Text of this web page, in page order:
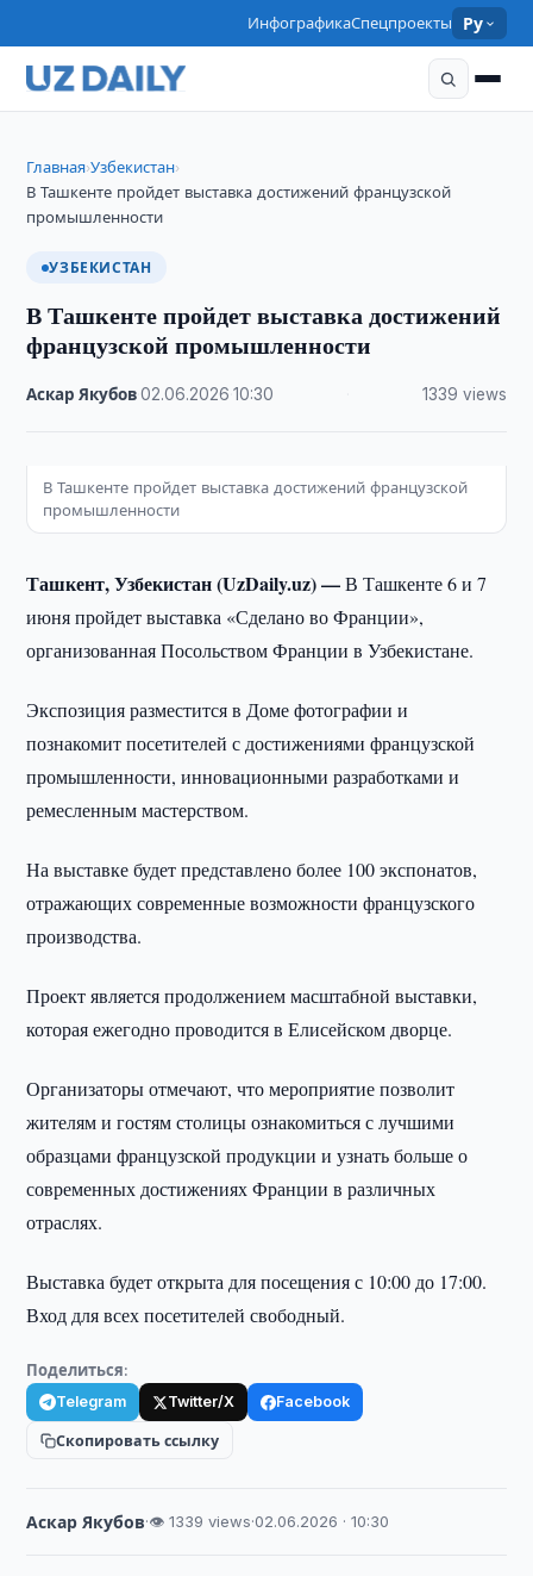
ИнфографикаСпецпроекты Ру
Главная›Узбекистан›
В Ташкенте пройдет выставка достижений французской
промышленности
УЗБЕКИСТАН
В Ташкенте пройдет выставка достижений
французской промышленности
Аскар Якубов·02.06.2026 ·10:30 1339 views
В Ташкенте пройдет выставка достижений французской
промышленности
Ташкент, Узбекистан (UzDaily.uz) —В Ташкенте 6 и 7
июня пройдет выставка «Сделано во Франции»,
организованная Посольством Франции в Узбекистане.
Экспозиция разместится в Доме фотографии и
познакомит посетителей с достижениями французской
промышленности, инновационными разработками и
ремесленным мастерством.
На выставке будет представлено более 100 экспонатов,
отражающих современные возможности французского
производства.
Проект является продолжением масштабной выставки,
которая ежегодно проводится в Елисейском дворце.
Организаторы отмечают, что мероприятие позволит
жителям и гостям столицы ознакомиться с лучшими
образцами французской продукции и узнать больше о
современных достижениях Франции в различных
отраслях.
Выставка будет открыта для посещения с 10:00 до 17:00.
Вход для всех посетителей свободный.
Поделиться:
Telegram Twitter/X Facebook
Скопировать ссылку
Аскар Якубов·👁 1339 views·02.06.2026 · 10:30